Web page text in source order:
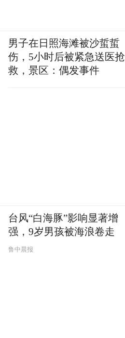
男子在日照海滩被沙蜇蜇
伤，5小时后被紧急送医抢
救，景区：偶发事件
台风“白海豚”影响显著增
强，9岁男孩被海浪卷走
鲁中晨报